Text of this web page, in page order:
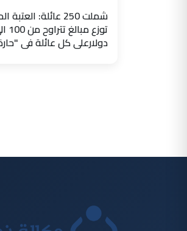
شملت 250 عائلة:
دولارعلى كل عائلة في